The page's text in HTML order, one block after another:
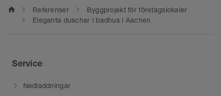
home Referenser
Byggprojekt för företagslokaler
Eleganta duschar i badhus i Aachen
Service
Nedladdningar